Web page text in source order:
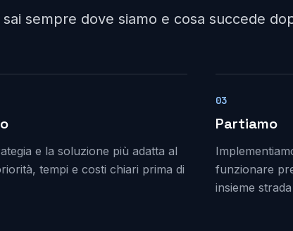
sempre dove siamo e cosa succede
e la soluzione più adatta al
tempi e costi chiari prima di
03
Partiamo
funzionare
insieme